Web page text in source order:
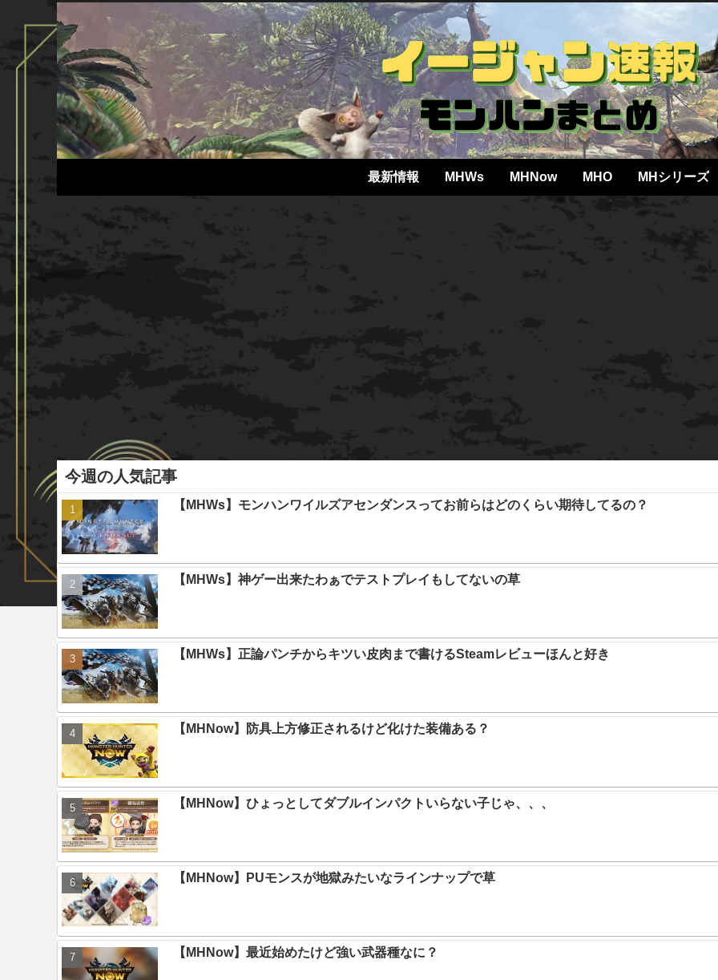
最新情報 MHWs MHNow MHO MHシリーズ
今週の人気記事
【MHWs】モンハンワイルズアセンダンスってお前らはどのくらい期待してるの？
【MHWs】神ゲー出来たわぁでテストプレイもしてないの草
【MHWs】正論パンチからキツい皮肉まで書けるSteamレビューほんと好き
【MHNow】防具上方修正されるけど化けた装備ある？
【MHNow】ひょっとしてダブルインパクトいらない子じゃ、、、
【MHNow】PUモンスが地獄みたいなラインナップで草
【MHNow】最近始めたけど強い武器種なに？